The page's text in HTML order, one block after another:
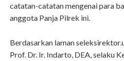
catatan-catatan mengenai para
anggota Panja Pilrek ini.
Berdasarkan laman
Prof. Dr. Ir. Indarto, DEA, selaku